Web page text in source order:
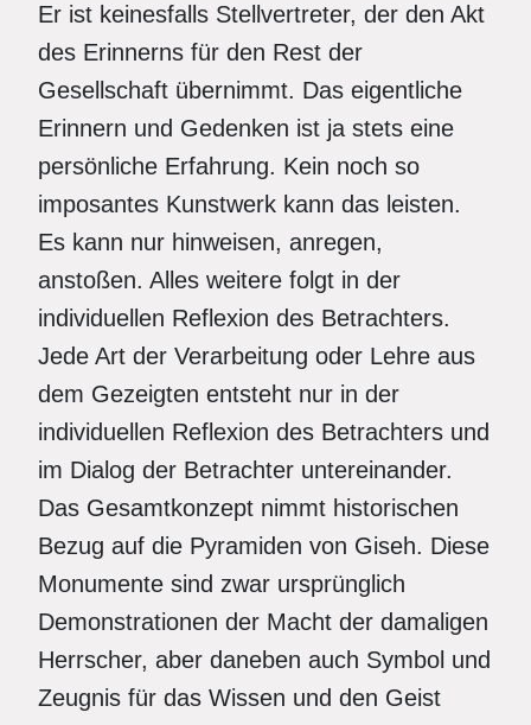
Er ist keinesfalls Stellvertreter, der den Akt
des Erinnerns für den Rest der
Gesellschaft übernimmt. Das eigentliche
Erinnern und Gedenken ist ja stets eine
persönliche Erfahrung. Kein noch so
imposantes Kunstwerk kann das leisten.
Es kann nur hinweisen, anregen,
anstoßen. Alles weitere folgt in der
individuellen Reflexion des Betrachters.
Jede Art der Verarbeitung oder Lehre aus
dem Gezeigten entsteht nur in der
individuellen Reflexion des Betrachters und
im Dialog der Betrachter untereinander.
Das Gesamtkonzept nimmt historischen
Bezug auf die Pyramiden von Giseh. Diese
Monumente sind zwar ursprünglich
Demonstrationen der Macht der damaligen
Herrscher, aber daneben auch Symbol und
Zeugnis für das Wissen und den Geist